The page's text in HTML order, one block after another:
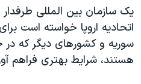
گالری عکس
آرشیو پخش زنده
اعتراضات زن، زندگی، آزادی
مجموعه مستندهای دادخواهی
تریبونال مردمی آبان ۹۸
یک سازمان بین المللی
اتحادیه اروپا خواسته است
سوریه و کشورهای دیگر که در
هستند، شرایط بهتری فراهم